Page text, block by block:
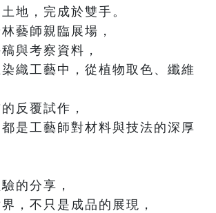
地，完成於雙手。
藝師親臨展場，
與考察資料，
織工藝中，從植物取色、纖維
反覆試作，
是工藝師對材料與技法的深厚
的分享，
，不只是成品的展現，